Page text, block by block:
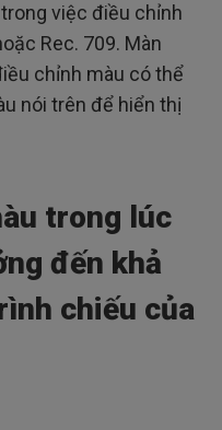
việc điều chỉnh
Rec. 709. Màn
chỉnh màu có thể
nói trên để hiển thị
trong lúc
đến khả
chiếu của